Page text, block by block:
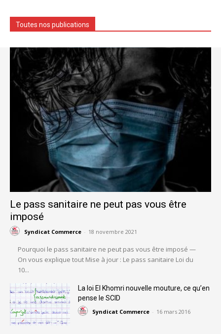
Toutes nos publications
Le pass sanitaire ne peut pas vous être
imposé
Syndicat Commerce - 18 novembre 2021
Pourquoi le pass sanitaire ne peut pas vous être imposé —
On vous explique tout Mise à jour : Le pass sanitaire Loi du
10...
La loi El Khomri nouvelle mouture, ce qu’en
pense le SCID
Syndicat Commerce - 16 mars 2016